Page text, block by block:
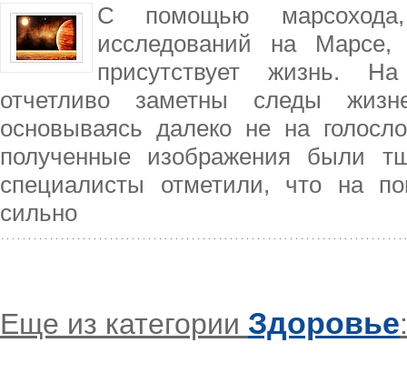
С помощью марсохода,
исследований на
присутствует жизнь.
отчетливо заметны следы
основываясь далеко не на
полученные изображения были
специалисты отметили, что на
сильно
Еще из категории Здоровье: